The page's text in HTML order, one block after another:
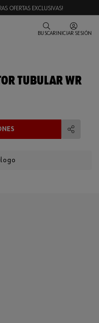
OFERTAS EXCLUSIVAS!
BUSCAR INICIAR SESIÓN
TUBULAR WR